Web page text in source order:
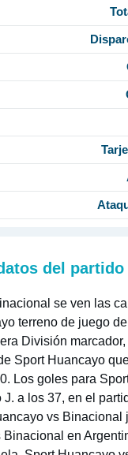
del partido
se ven las
terreno de juego
División
Sport Huancayo
Los goles para
J. a los 37, en el
vs Binacional
en